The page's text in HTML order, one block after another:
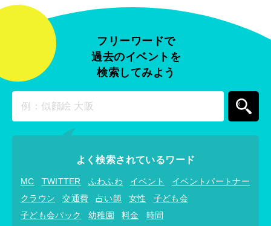
フリーワードで
過去のイベントを
検索してみよう
よく検索されているワード
MC TWITTER ふわふわ イベント
イベントパートナー
クラウン
交通費 占い師 女性
子ども会
子ども会パック
幼稚園 料金 時間